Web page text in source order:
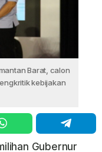
Barat, calon
kebijakan
Gubernur